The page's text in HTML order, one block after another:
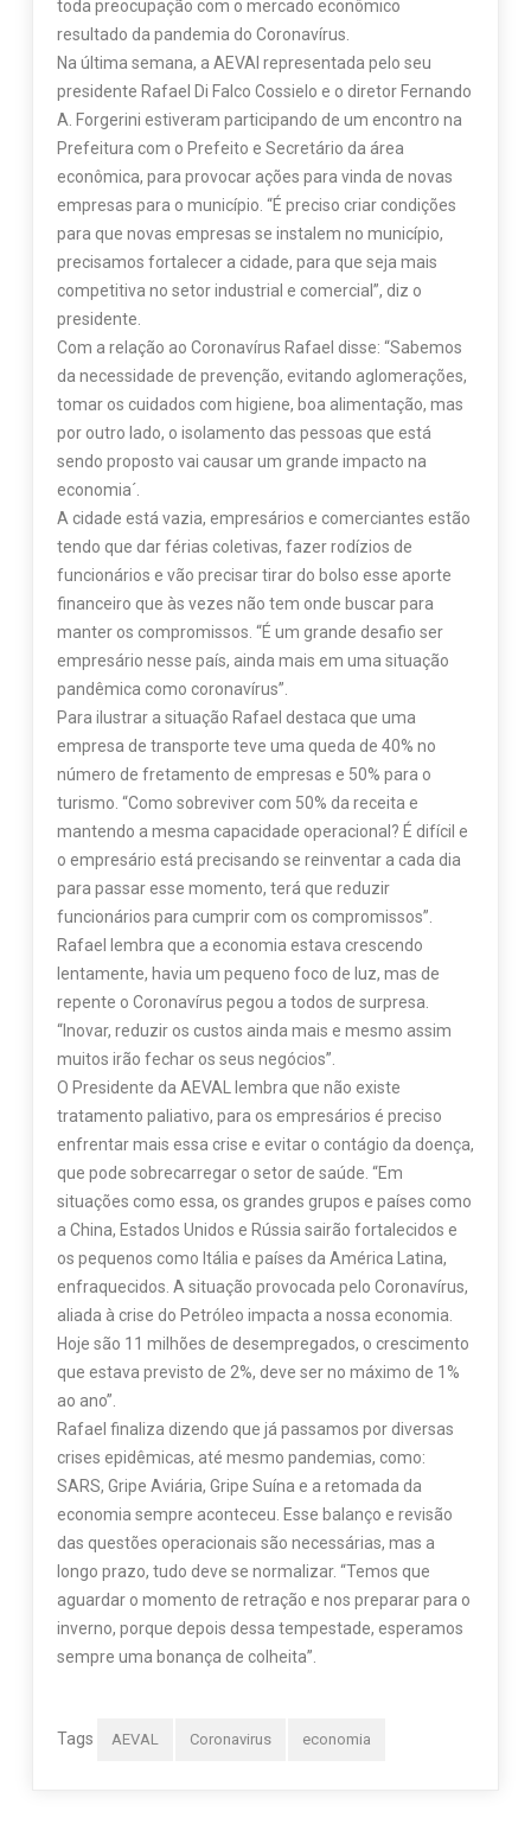
toda preocupação com o mercado econômico
resultado da pandemia do Coronavírus.
Na última semana, a AEVAl representada pelo seu
presidente Rafael Di Falco Cossielo e o diretor Fernando
A. Forgerini estiveram participando de um encontro na
Prefeitura com o Prefeito e Secretário da área
econômica, para provocar ações para vinda de novas
empresas para o município. “É preciso criar condições
para que novas empresas se instalem no município,
precisamos fortalecer a cidade, para que seja mais
competitiva no setor industrial e comercial”, diz o
presidente.
Com a relação ao Coronavírus Rafael disse: “Sabemos
da necessidade de prevenção, evitando aglomerações,
tomar os cuidados com higiene, boa alimentação, mas
por outro lado, o isolamento das pessoas que está
sendo proposto vai causar um grande impacto na
economia´.
A cidade está vazia, empresários e comerciantes estão
tendo que dar férias coletivas, fazer rodízios de
funcionários e vão precisar tirar do bolso esse aporte
financeiro que às vezes não tem onde buscar para
manter os compromissos. “É um grande desafio ser
empresário nesse país, ainda mais em uma situação
pandêmica como coronavírus”.
Para ilustrar a situação Rafael destaca que uma
empresa de transporte teve uma queda de 40% no
número de fretamento de empresas e 50% para o
turismo. “Como sobreviver com 50% da receita e
mantendo a mesma capacidade operacional? É difícil e
o empresário está precisando se reinventar a cada dia
para passar esse momento, terá que reduzir
funcionários para cumprir com os compromissos”.
Rafael lembra que a economia estava crescendo
lentamente, havia um pequeno foco de luz, mas de
repente o Coronavírus pegou a todos de surpresa.
“Inovar, reduzir os custos ainda mais e mesmo assim
muitos irão fechar os seus negócios”.
O Presidente da AEVAL lembra que não existe
tratamento paliativo, para os empresários é preciso
enfrentar mais essa crise e evitar o contágio da doença,
que pode sobrecarregar o setor de saúde. “Em
situações como essa, os grandes grupos e países como
a China, Estados Unidos e Rússia sairão fortalecidos e
os pequenos como Itália e países da América Latina,
enfraquecidos. A situação provocada pelo Coronavírus,
aliada à crise do Petróleo impacta a nossa economia.
Hoje são 11 milhões de desempregados, o crescimento
que estava previsto de 2%, deve ser no máximo de 1%
ao ano”.
Rafael finaliza dizendo que já passamos por diversas
crises epidêmicas, até mesmo pandemias, como:
SARS, Gripe Aviária, Gripe Suína e a retomada da
economia sempre aconteceu. Esse balanço e revisão
das questões operacionais são necessárias, mas a
longo prazo, tudo deve se normalizar. “Temos que
aguardar o momento de retração e nos preparar para o
inverno, porque depois dessa tempestade, esperamos
sempre uma bonança de colheita”.
Tags AEVAL Coronavirus economia